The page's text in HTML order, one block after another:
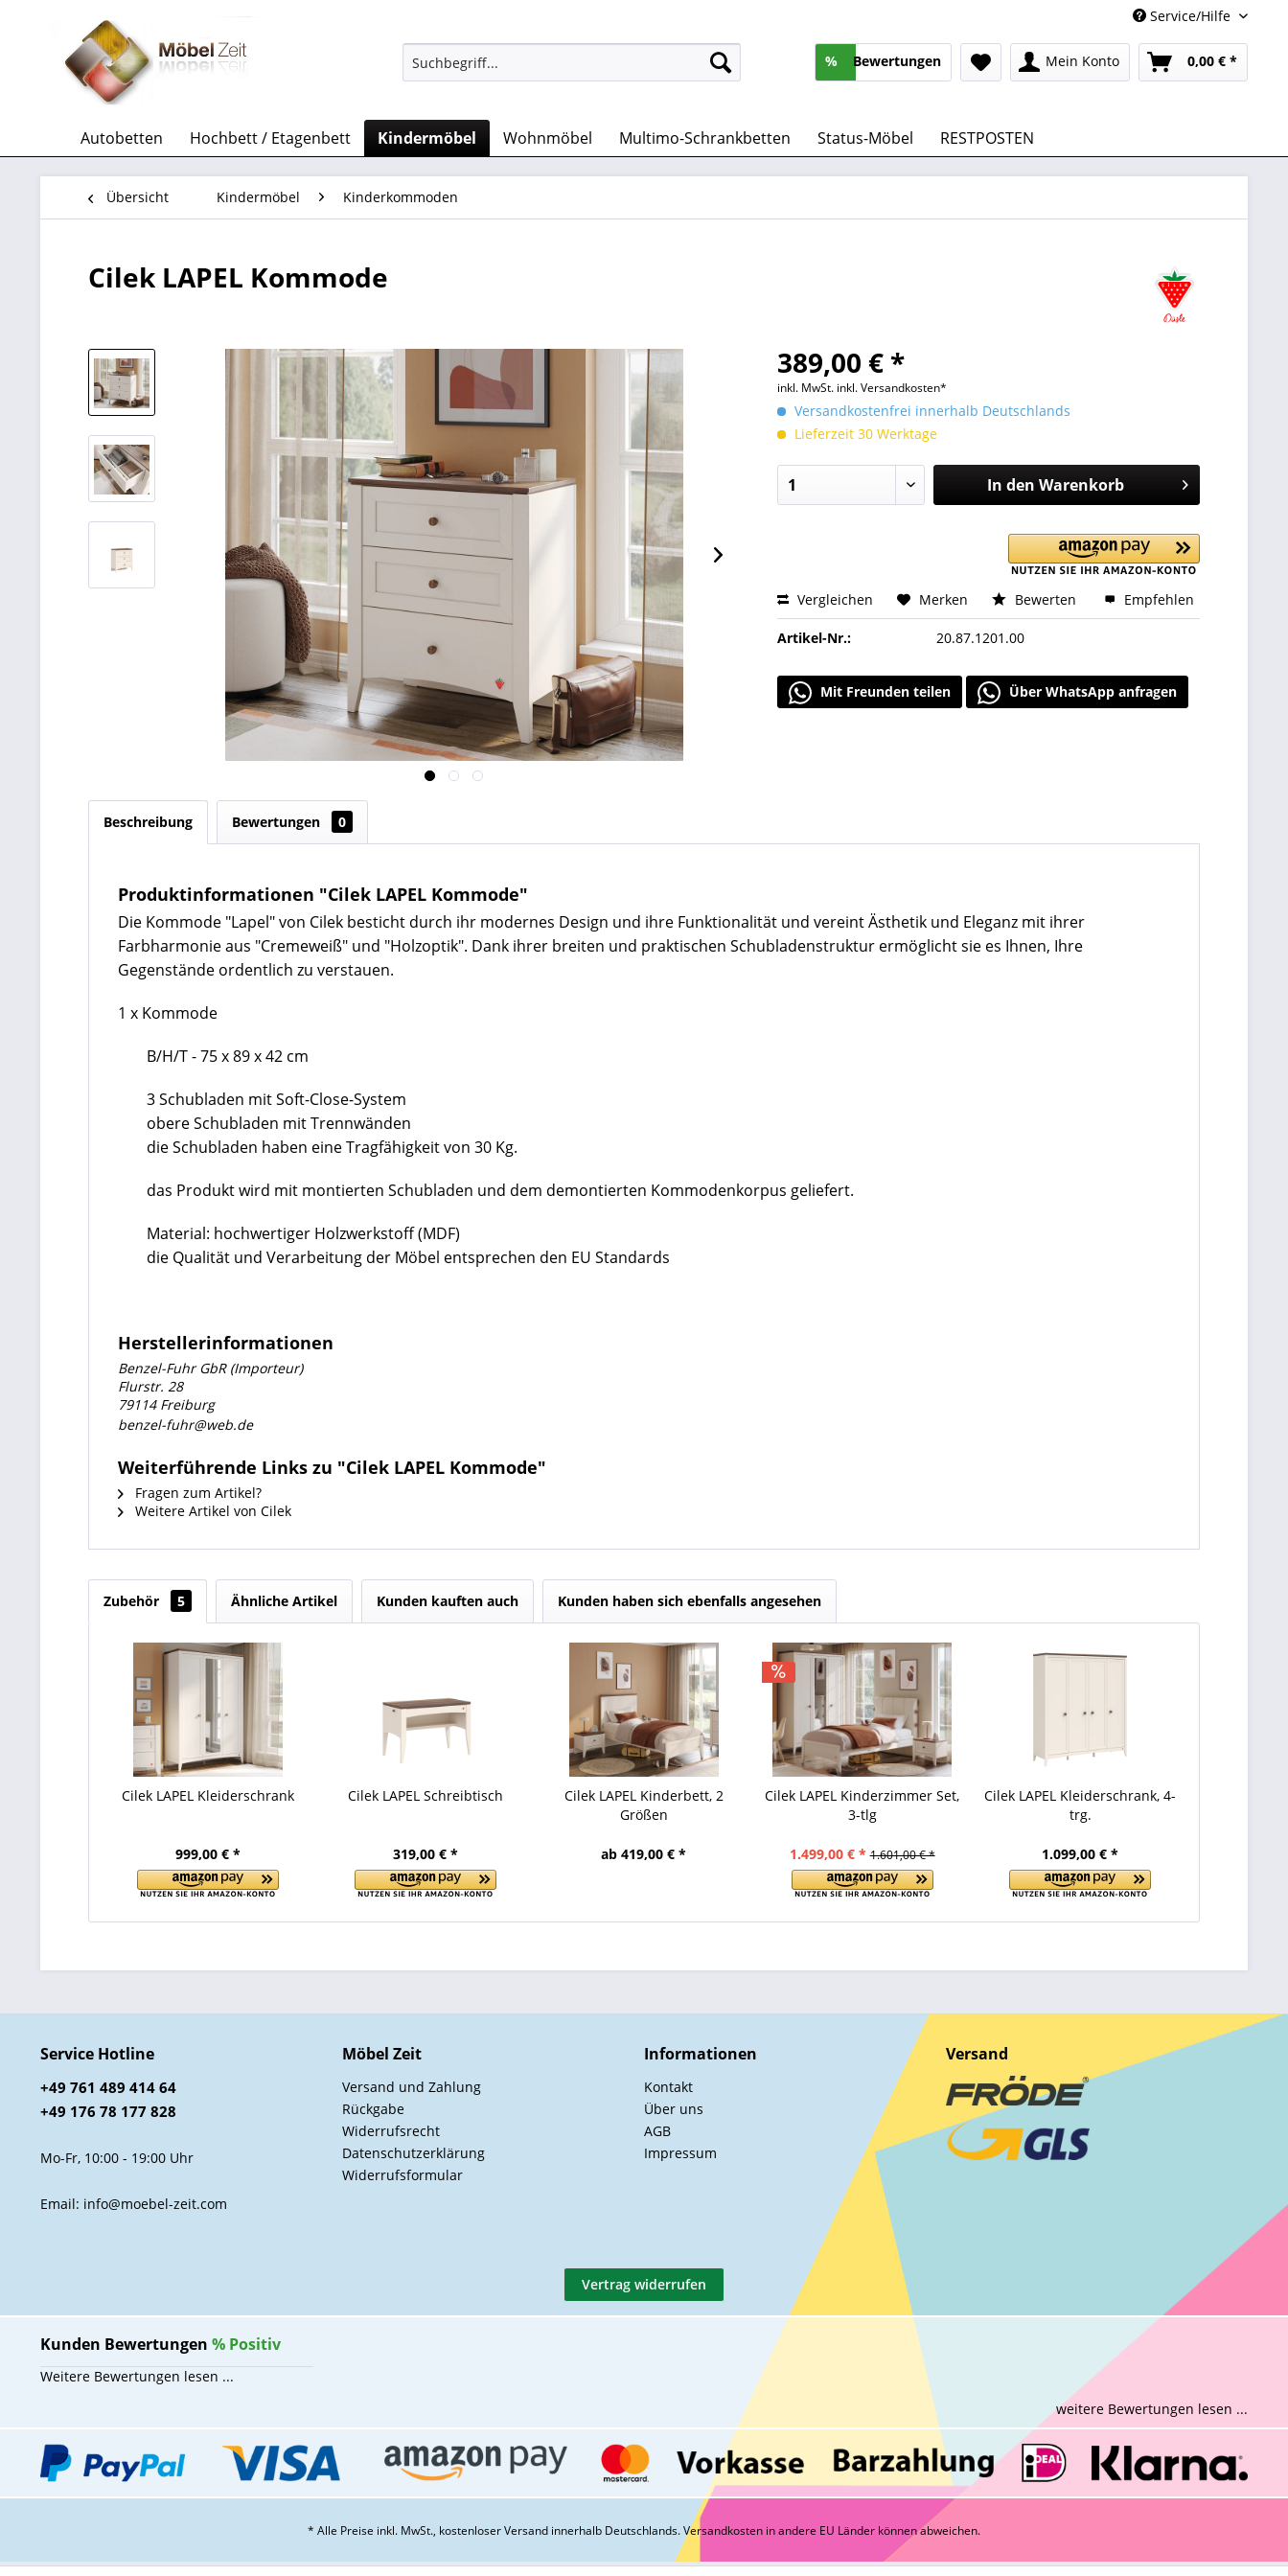
Service/Hilfe
% Bewertungen Mein Konto 0,00 € *
Autobetten Hochbett / Etagenbett Kindermöbel Wohnmöbel Multimo-Schrankbetten Status-Möbel RESTPOSTEN
Übersicht Kindermöbel Kinderkommoden
Cilek LAPEL Kommode
389,00 € *
inkl. MwSt. inkl. Versandkosten*
Versandkostenfrei innerhalb Deutschlands
Lieferzeit 30 Werktage
In den Warenkorb
Vergleichen Merken Bewerten Empfehlen
Artikel-Nr.: 20.87.1201.00
Mit Freunden teilen Über WhatsApp anfragen
Beschreibung Bewertungen 0
Produktinformationen "Cilek LAPEL Kommode"
Die Kommode "Lapel" von Cilek besticht durch ihr modernes Design und ihre Funktionalität und vereint Ästhetik und Eleganz mit ihrer
Farbharmonie aus "Cremeweiß" und "Holzoptik". Dank ihrer breiten und praktischen Schubladenstruktur ermöglicht sie es Ihnen, Ihre
Gegenstände ordentlich zu verstauen.
1 x Kommode
B/H/T - 75 x 89 x 42 cm
3 Schubladen mit Soft-Close-System
obere Schubladen mit Trennwänden
die Schubladen haben eine Tragfähigkeit von 30 Kg.
das Produkt wird mit montierten Schubladen und dem demontierten Kommodenkorpus geliefert.
Material: hochwertiger Holzwerkstoff (MDF)
die Qualität und Verarbeitung der Möbel entsprechen den EU Standards
Herstellerinformationen
Benzel-Fuhr GbR (Importeur)
Flurstr. 28
79114 Freiburg
benzel-fuhr@web.de
Weiterführende Links zu "Cilek LAPEL Kommode"
Fragen zum Artikel?
Weitere Artikel von Cilek
Zubehör 5 Ähnliche Artikel Kunden kauften auch Kunden haben sich ebenfalls angesehen
Cilek LAPEL Kleiderschrank
999,00 € *
Cilek LAPEL Schreibtisch
319,00 € *
Cilek LAPEL Kinderbett, 2
Größen
ab 419,00 € *
Cilek LAPEL Kinderzimmer Set,
3-tlg
1.499,00 € * 1.601,00 € *
Cilek LAPEL Kleiderschrank, 4-
trg.
1.099,00 € *
Service Hotline
+49 761 489 414 64
+49 176 78 177 828
Mo-Fr, 10:00 - 19:00 Uhr
Email: info@moebel-zeit.com
Möbel Zeit
Versand und Zahlung
Rückgabe
Widerrufsrecht
Datenschutzerklärung
Widerrufsformular
Informationen
Kontakt
Über uns
AGB
Impressum
Versand
Vertrag widerrufen
Kunden Bewertungen % Positiv
Weitere Bewertungen lesen ...
weitere Bewertungen lesen ...
* Alle Preise inkl. MwSt., kostenloser Versand innerhalb Deutschlands.Versandkosten in andere EU Länder können abweichen.